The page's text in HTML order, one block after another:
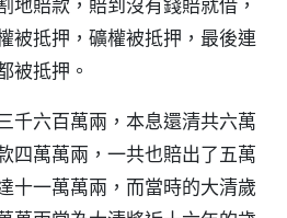
被抵押，礦權被抵押，最後連
被抵押。
千六百萬兩，本息還清共六萬
四萬萬兩，一共也賠出了五萬
十一萬萬兩，而當時的大清歲